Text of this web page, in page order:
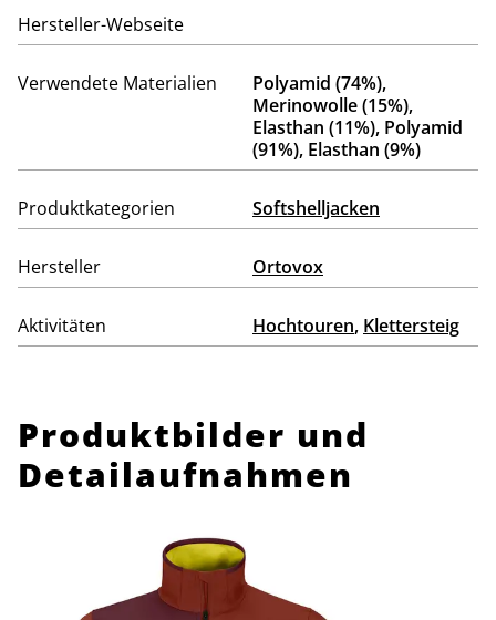
Hersteller-Webseite
Verwendete Materialien
Polyamid (74%),
Merinowolle (15%),
Elasthan (11%), Polyamid
(91%), Elasthan (9%)
Produktkategorien Softshelljacken
Hersteller Ortovox
Aktivitäten Hochtouren, Klettersteig
Produktbilder und
Detailaufnahmen